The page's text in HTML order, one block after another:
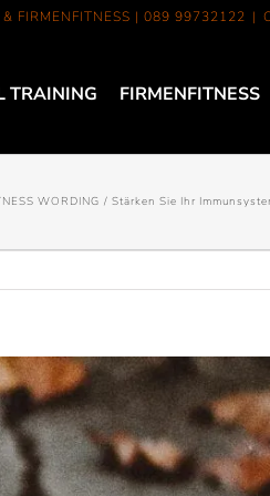
FIRMENFITNESS | 089 99732122 |
TRAINING FIRMENFITNESS
WORDING Stärken Sie Ihr